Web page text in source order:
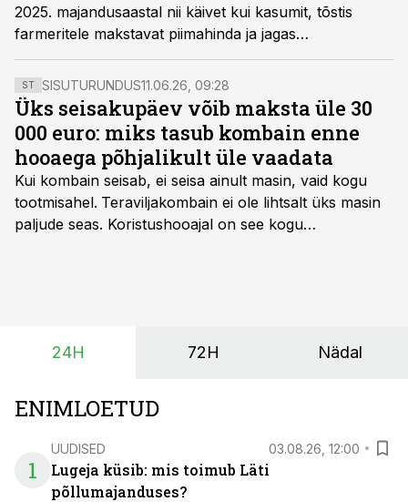
2025. majandusaastal nii käivet kui kasumit, tõstis
farmeritele makstavat piimahinda ja jagas
aktsionäridele rekorddividende. Ettevõte plaanib
lähiaastatel miljardi dollari ulatuses investeeringuid ning
valmistub tarbijatoodete äride müügiks Lactalis’ele.
ST SISUTURUNDUS11.06.26, 09:28
Üks seisakupäev võib maksta üle 30
000 euro: miks tasub kombain enne
hooaega põhjalikult üle vaadata
Kui kombain seisab, ei seisa ainult masin, vaid kogu
tootmisahel. Teraviljakombain ei ole lihtsalt üks masin
paljude seas. Koristushooajal on see kogu
24H 72H Nädal
ENIMLOETUD
1
UUDISED 03.08.26, 12:00
Lugeja küsib: mis toimub Läti
põllumajanduses?